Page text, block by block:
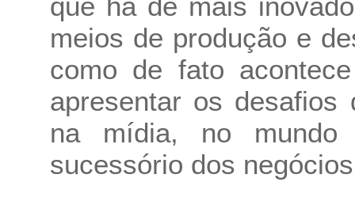
meios de produção e
como de fato
apresentar os
na mídia, no mundo
sucessório dos